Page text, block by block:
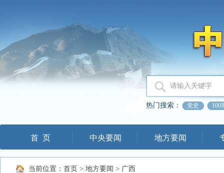
热门搜索： 党史 100
首 页 中央要闻 地方要闻
当前位置： 首页 > 地方要闻 > 广西